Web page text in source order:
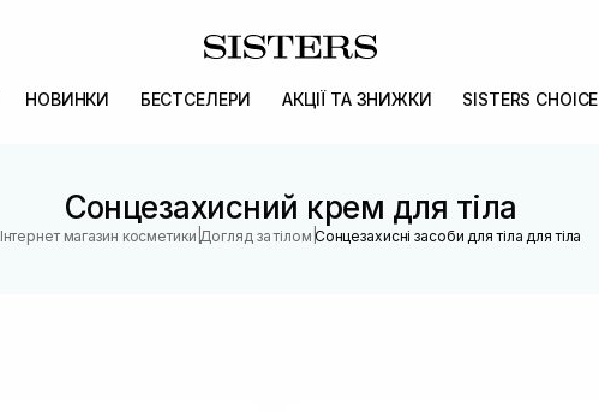
НОВИНКИ БЕСТСЕЛЕРИ АКЦІЇ ТА ЗНИЖКИ SISTERS CHOICE
Сонцезахисний крем для тіла
Інтернет магазин косметики Догляд за тілом |Сонцезахисні засоби для тіла для тіла